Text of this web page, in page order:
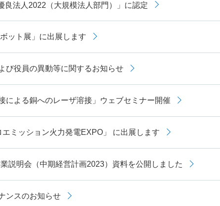
良法人2022（大規模法人部門）」に認定
ット展」に出展します
び役員の異動等に関するお知らせ
による銅へのレーザ溶接」ウェブセミナー開催
ミッション火力発電EXPO」 に出展します
説明会（中期経営計画2023）資料を公開しました
ンスのお知らせ